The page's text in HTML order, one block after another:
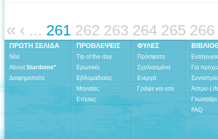
« ‹ ... 261 262 263 264 265 266
ΠΡΩΤΗ ΣΕΛΙΔΑ
Νέα
AboutStardome*
Διαφημιστείτε
ΠΡΟΒΛΕΨΕΙΣ
Tip of the day
Ερωτικές
Εβδομαδιαίες
Μηνιαίες
Ετήσιες
ΦΥΛΕΣ
Πρόσφατα
Σχολιασμένα
Ενεργά
Γράψε και εσύ
Για
Άστρο-
Γλωσσάρι
FAQ